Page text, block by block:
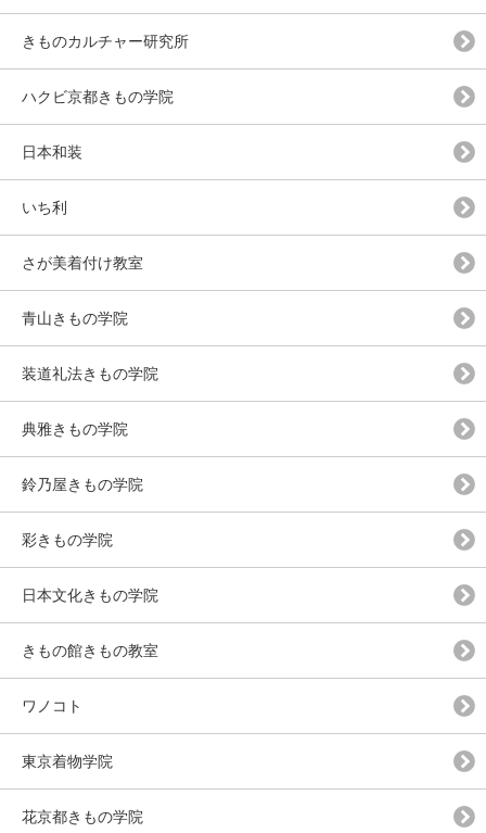
きものカルチャー研究所
ハクビ京都きもの学院
日本和装
いち利
さが美着付け教室
青山きもの学院
装道礼法きもの学院
典雅きもの学院
鈴乃屋きもの学院
彩きもの学院
日本文化きもの学院
きもの館きもの教室
ワノコト
東京着物学院
花京都きもの学院